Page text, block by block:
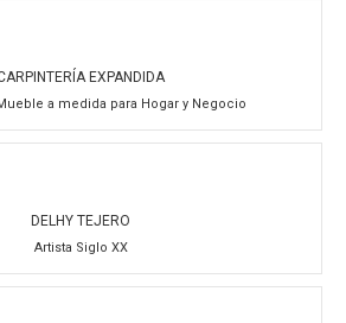
EXPANDIDA
a medida para Hogar y Negocio
DELHY TEJERO
Artista Siglo XX